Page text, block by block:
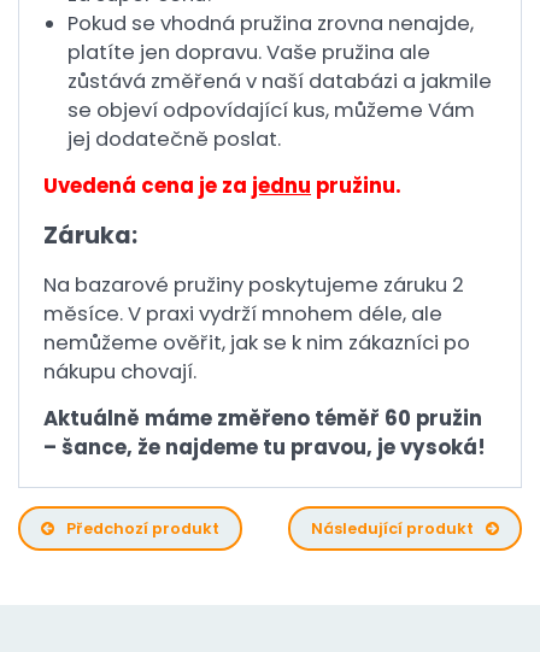
Pokud se vhodná pružina zrovna nenajde,
platíte jen dopravu. Vaše pružina ale
zůstává změřená v naší databázi a jakmile
se objeví odpovídající kus, můžeme Vám
jej dodatečně poslat.
Uvedená cena je za jednu pružinu.
Záruka:
Na bazarové pružiny poskytujeme záruku 2
měsíce. V praxi vydrží mnohem déle, ale
nemůžeme ověřit, jak se k nim zákazníci po
nákupu chovají.
Aktuálně máme změřeno téměř 60 pružin
– šance, že najdeme tu pravou, je vysoká!
Předchozí produkt Následující produkt